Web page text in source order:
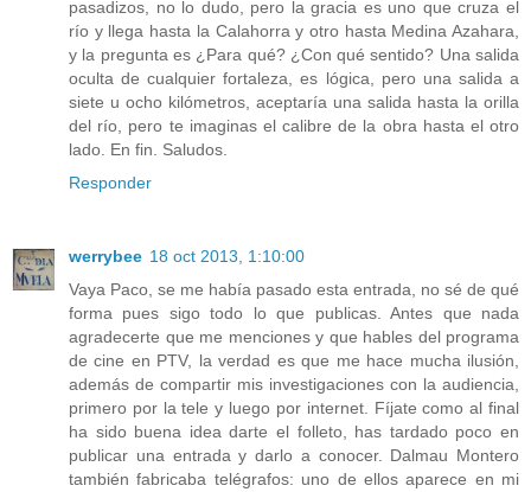
pasadizos, no lo dudo, pero la gracia es uno que cruza el
río y llega hasta la Calahorra y otro hasta Medina Azahara,
y la pregunta es ¿Para qué? ¿Con qué sentido? Una salida
oculta de cualquier fortaleza, es lógica, pero una salida a
siete u ocho kilómetros, aceptaría una salida hasta la orilla
del río, pero te imaginas el calibre de la obra hasta el otro
lado. En fin. Saludos.
Responder
werrybee 18 oct 2013, 1:10:00
Vaya Paco, se me había pasado esta entrada, no sé de qué
forma pues sigo todo lo que publicas. Antes que nada
agradecerte que me menciones y que hables del programa
de cine en PTV, la verdad es que me hace mucha ilusión,
además de compartir mis investigaciones con la audiencia,
primero por la tele y luego por internet. Fíjate como al final
ha sido buena idea darte el folleto, has tardado poco en
publicar una entrada y darlo a conocer. Dalmau Montero
también fabricaba telégrafos: uno de ellos aparece en mi